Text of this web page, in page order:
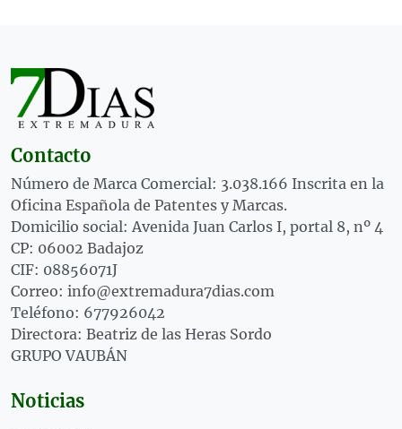
Contacto
Número de Marca Comercial: 3.038.166 Inscrita en la
Oficina Española de Patentes y Marcas.
Domicilio social: Avenida Juan Carlos I, portal 8, nº 4
CP: 06002 Badajoz
CIF: 08856071J
Correo: info@extremadura7dias.com
Teléfono: 677926042
Directora: Beatriz de las Heras Sordo
GRUPO VAUBÁN
Noticias